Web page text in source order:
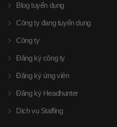
Blog tuyển dụng
Công ty đang tuyển dụng
Công ty
Đăng ký công ty
Đăng ký ứng viên
Đăng ký Headhunter
Dịch vụ Staffing